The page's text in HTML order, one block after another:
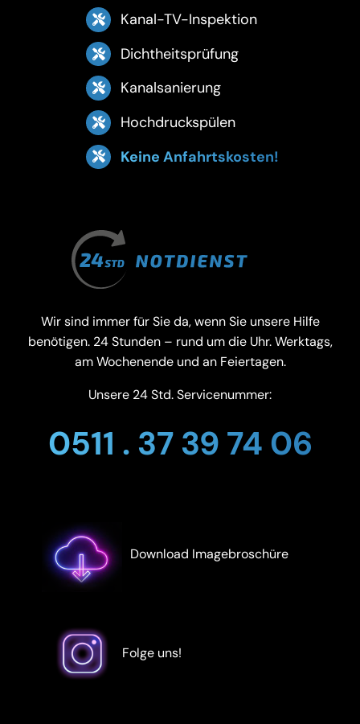
Kanal-TV-Inspektion
Dichtheitsprüfung
Kanalsanierung
Hochdruckspülen
Keine Anfahrtskosten!
Wir sind immer für Sie da, wenn Sie unsere Hilfe
benötigen. 24 Stunden – rund um die Uhr. Werktags,
am Wochenende und an Feiertagen.
Unsere 24 Std. Servicenummer:
0511 . 37 39 74 06
Download Imagebroschüre
Folge uns!